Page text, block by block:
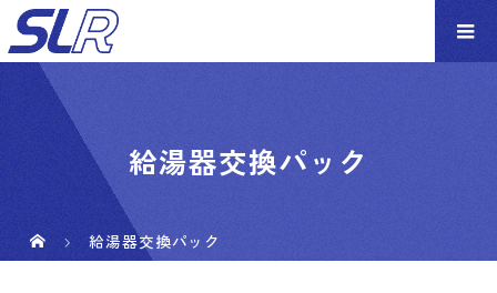
給湯器交換パック
給湯器交換パック